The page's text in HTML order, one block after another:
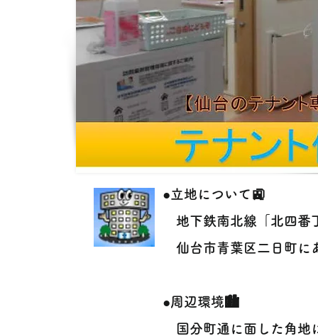
●立地について🚉
地下鉄南北線「北四番
仙台市青葉区二日町に
●周辺環境🏙️
国分町通に面した角地